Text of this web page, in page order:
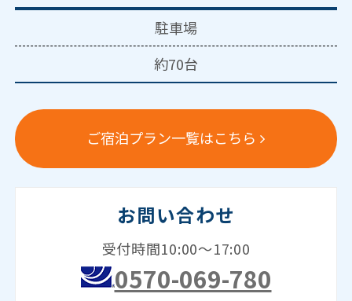
駐車場
約70台
ご宿泊プラン一覧はこちら
お問い合わせ
受付時間10:00～17:00
0570-069-780